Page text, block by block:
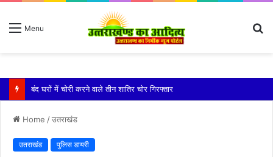
Menu
बारिश ने बढ़ाई दहशत, दरकने लगी जमीन, 10 परिवारों ने छोड़े घर
Home /उतराखंड
उतराखंड पुलिस डायरी